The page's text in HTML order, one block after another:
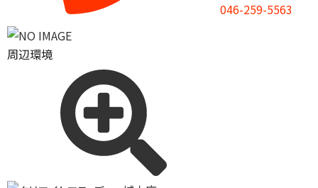
046-259-5563
周辺環境